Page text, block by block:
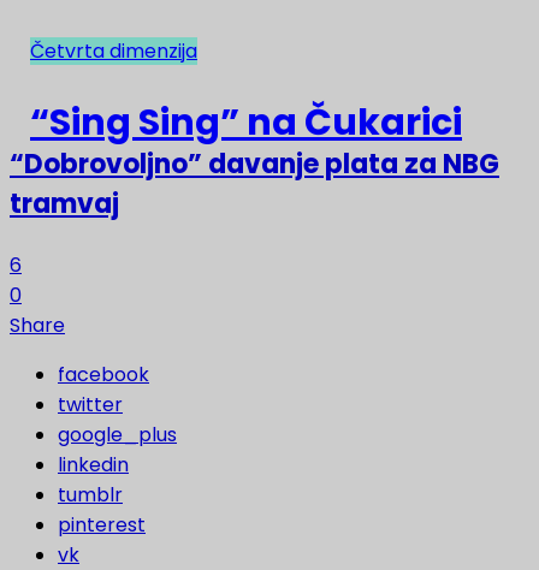
NAJNOVIJE
“Dobrovoljno” davanje plata za NBG
tramvaj
6
0
Share
facebook
twitter
google_plus
linkedin
tumblr
pinterest
vk
Četvrta dimenzija
“Sing Sing” na Čukarici